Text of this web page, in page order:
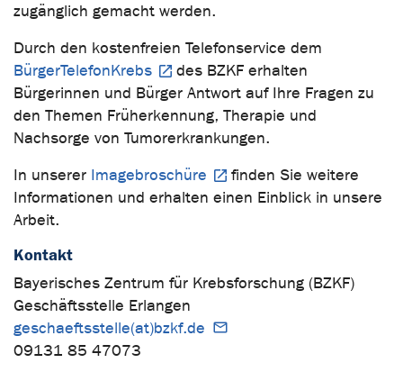
zugänglich gemacht werden.
Durch den kostenfreien Telefonservice dem
BürgerTelefonKrebs
des BZKF erhalten
Bürgerinnen und Bürger Antwort auf Ihre Fragen zu
den Themen Früherkennung, Therapie und
Nachsorge von Tumorerkrankungen.
In unserer Imagebroschüre
finden Sie weitere
Informationen und erhalten einen Einblick in unsere
Arbeit.
Kontakt
Bayerisches Zentrum für Krebsforschung (BZKF)
Geschäftsstelle Erlangen
geschaeftsstelle(at)bzkf.de
09131 85 47073